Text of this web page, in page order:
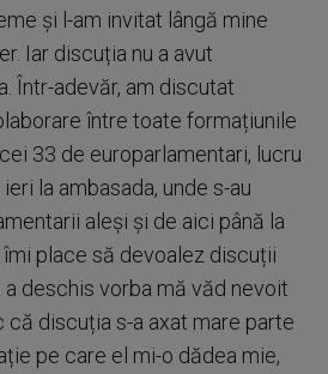
și l-am invitat lângă mine
Iar discuția nu a avut
Într-adevăr, am discutat
între toate formațiunile
33 de europarlamentari, lucru
la ambasada, unde s-au
aleși și de aici până la
îmi place să devoalez discuții
deschis vorba mă văd nevoit
discuția s-a axat mare parte
pe care el mi-o dădea mie,